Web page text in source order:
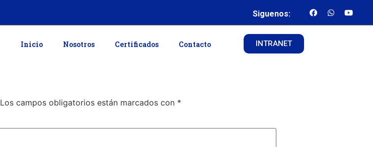
Siguenos:
Inicio Nosotros Certificados Contacto INTRANET
Los campos obligatorios están marcados con *